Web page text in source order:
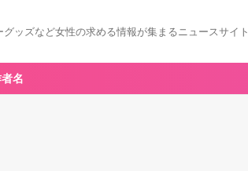
ッズなど女性の求める情報が集まるニュースサイト
名